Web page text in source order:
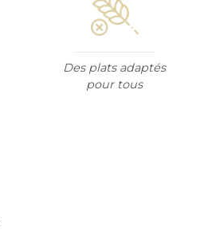
Des plats adaptés
pour tous